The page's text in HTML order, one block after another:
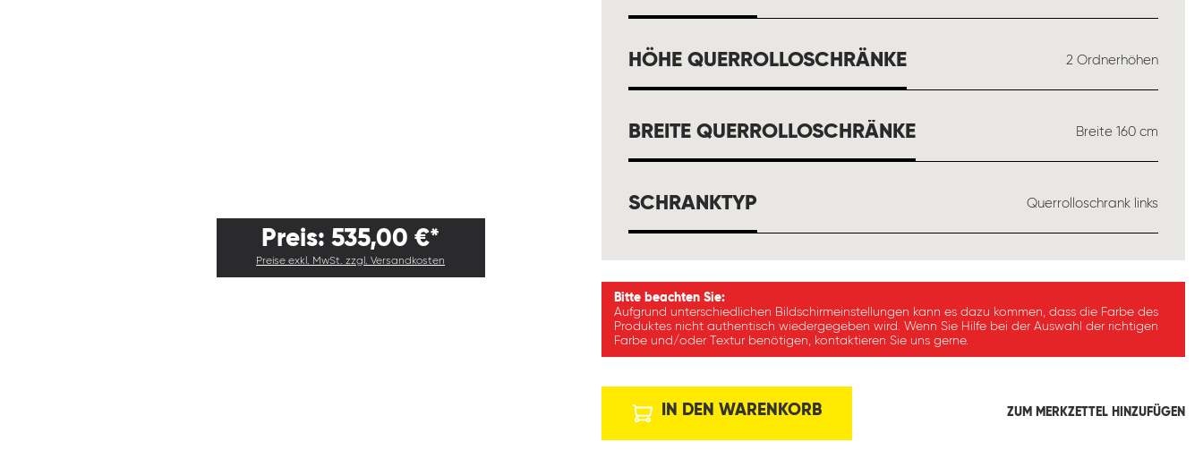
Preis: 535,00 €*
Preise exkl. MwSt. zzgl. Versandkosten
HÖHE QUERROLLOSCHRÄNKEAUSWÄHLEN 2 Ordnerhöhen
BREITE QUERROLLOSCHRÄNKEAUSWÄHLEN Breite 160 cm
SCHRANKTYP Querrolloschrank links
Bitte beachten Sie:
Aufgrund unterschiedlichen Bildschirmeinstellungen kann es dazu kommen, dass die Farbe des
Produktes nicht authentisch wiedergegeben wird. Wenn Sie Hilfe bei der Auswahl der richtigen
Farbe und/oder Textur benötigen, kontaktieren Sie uns gerne.
IN DEN WARENKORB ZUM MERKZETTEL HINZUFÜGEN